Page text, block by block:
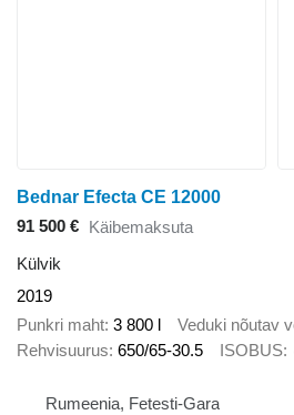
Bednar Efecta CE 12000
91 500 € Käibemaksuta
Külvik
2019
Punkri maht 3 800 l Veduki nõutav
Rehvisuurus 650/65-30.5 ISOBUS
Rumeenia, Fetesti-Gara